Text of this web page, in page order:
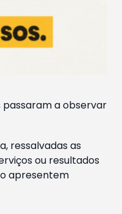
passaram a observar
ressalvadas as
ou resultados
apresentem